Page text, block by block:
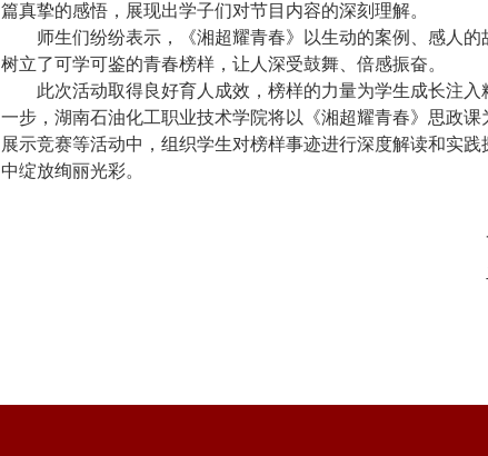
篇真挚的感悟，展现出学子们对节目内容的深刻理解。
师生们纷纷表示 ，
《湘超耀青春》以生动的案例、感人
树立了可学可鉴的青春榜样，让人深受鼓舞、倍感振奋。
此次活动取得良好育人成效，榜样的力量为学生成长注
一步，湖南石油化工职业技术学院将以《湘超耀青春》思政课
展示竞赛等活动中，组织学生对榜样事迹进行深度解读和实
中绽放绚丽光彩。